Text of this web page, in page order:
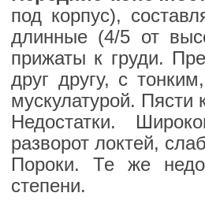
под корпус),
длинные (4/5 от
прижаты к груди.
друг другу, с
мускулатурой. Пясти
Недостатки.
разворот локтей,
Пороки. Те же
степени.